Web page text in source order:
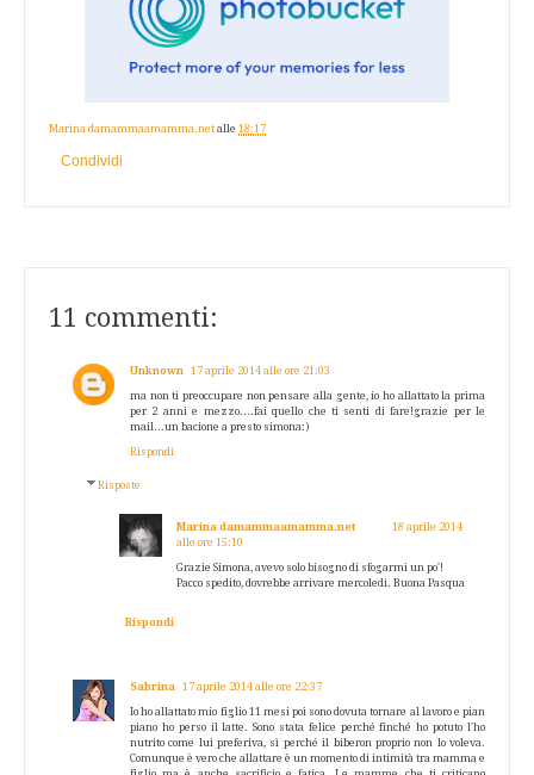
Marina damammaamamma.net alle 18:17
Condividi
11 commenti:
Unknown 17 aprile 2014 alle ore 21:03
ma non ti preoccupare non pensare alla gente, io ho allattato la prima
per 2 anni e mezzo....fai quello che ti senti di fare!grazie per le
mail...un bacione a presto simona:)
Rispondi
Risposte
Marina damammaamamma.net
18 aprile 2014
alle ore 15:10
Grazie Simona, avevo solo bisogno di sfogarmi un po'!
Pacco spedito, dovrebbe arrivare mercoledi. Buona Pasqua
Rispondi
Sabrina 17 aprile 2014 alle ore 22:37
Io ho allattato mio figlio 11 mesi poi sono dovuta tornare al lavoro e pian
piano ho perso il latte. Sono stata felice perché finché ho potuto l'ho
nutrito come lui preferiva, sì perché il biberon proprio non lo voleva.
Comunque è vero che allattare è un momento di intimità tra mamma e